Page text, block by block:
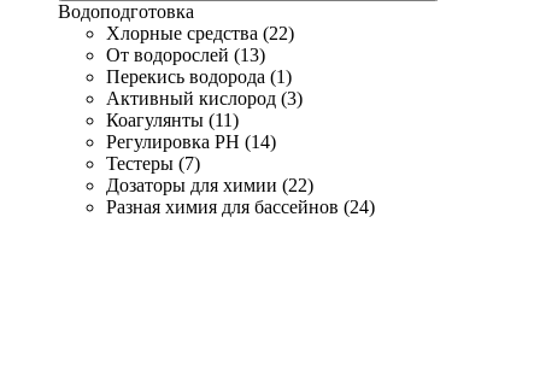
Водоподготовка
Хлорные средства (22)
От водорослей (13)
Перекись водорода (1)
Активный кислород (3)
Коагулянты (11)
Регулировка PH (14)
Тестеры (7)
Дозаторы для химии (22)
Разная химия для бассейнов (24)